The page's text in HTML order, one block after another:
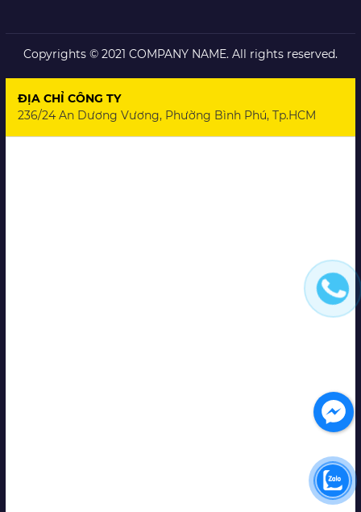
Copyrights © 2021 COMPANY NAME. All rights reserved.
ĐỊA CHỈ CÔNG TY
236/24 An Dương Vương, Phường Bình Phú, Tp.HCM